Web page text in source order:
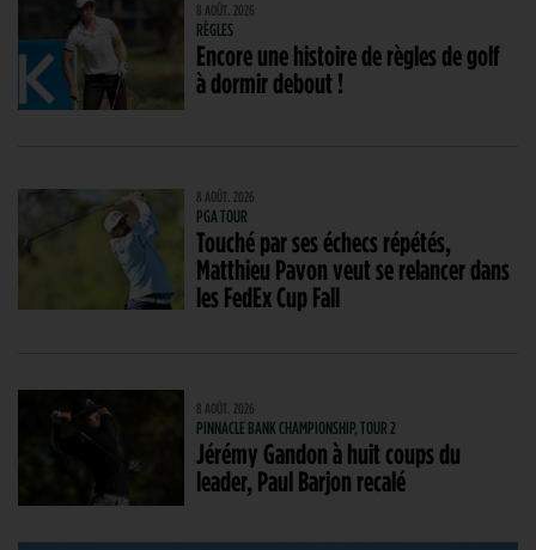
8 AOÛT. 2026
RÈGLES
Encore une histoire de règles de golf
à dormir debout !
8 AOÛT. 2026
PGA TOUR
Touché par ses échecs répétés,
Matthieu Pavon veut se relancer dans
les FedEx Cup Fall
8 AOÛT. 2026
PINNACLE BANK CHAMPIONSHIP, TOUR 2
Jérémy Gandon à huit coups du
leader, Paul Barjon recalé